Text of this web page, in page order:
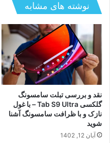
نوشته های مشابه
نقد و بررسی تبلت سامسونگ
گلکسی Tab S9 Ultra – با غول
نازک و با ظرافت سامسونگ آشنا
شوید
آبان 12, 1402